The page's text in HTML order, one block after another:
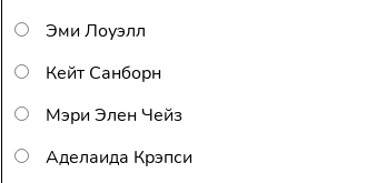
Эми Лоуэлл
Кейт Санборн
Мэри Элен Чейз
Аделаида Крэпси